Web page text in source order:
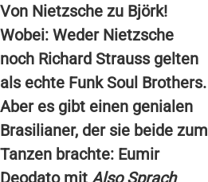
Von Nietzsche zu Björk!
Wobei: Weder Nietzsche
noch Richard Strauss gelten
als echte Funk Soul Brothers.
Aber es gibt einen genialen
Brasilianer, der sie beide zum
Tanzen brachte: Eumir
Deodato mit Also Sprach